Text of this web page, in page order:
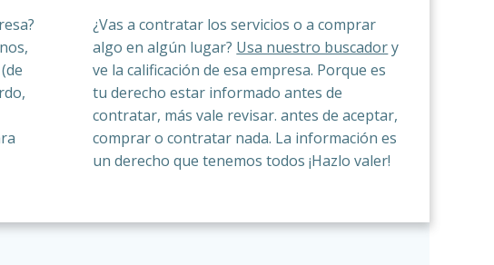
¿Vas a contratar los servicios o a comprar
algo en algún lugar? Usa nuestro buscadory
ve la calificación de esa empresa. Porque es
tu derecho estar informado antes de
contratar, más vale revisar. antes de aceptar,
comprar o contratar nada. La información es
un derecho que tenemos todos ¡Hazlo valer!